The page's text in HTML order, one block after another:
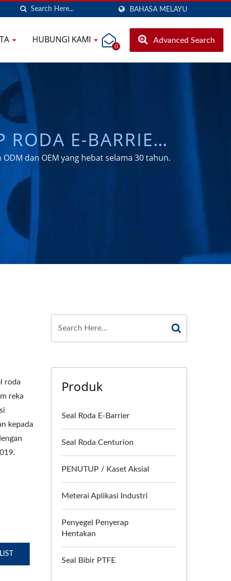
BAHASA MELAYU
HUBUNGI KAMI
0
Advanced Search
RODA E-BARRIER
CENTURION &
LEBIH 30 TAHUN |
LTD.
dan OEM yang hebat selama 30 tahun.
roda
reka
kepada
Produk
Seal Roda E-Barrier
Seal Roda Centurion
PENUTUP / Kaset Aksial
Meterai Aplikasi Industri
Penyegel Penyerap
Hentakan
Seal Bibir PTFE